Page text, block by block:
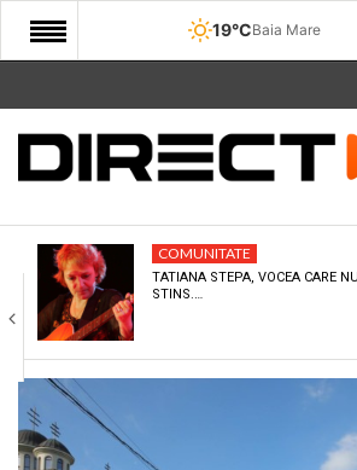
19°CBaia Mare
START
COMUNITATE
CULTURA
ECONOMIE
SANATATE
SPORT
SPECIAL
COMUNITATE
TATIANA STEPA, VOCEA CARE
STINS.…